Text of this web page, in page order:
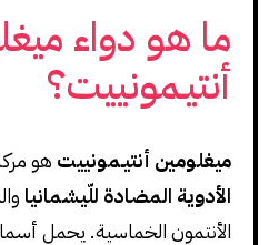
ما هو دواء
أنتيـمونييت؟
ميغلومين أنتيـمونييت هو
الأدوية المضادة للّيشمانيا
الأنتمون الخماسية. يحمل